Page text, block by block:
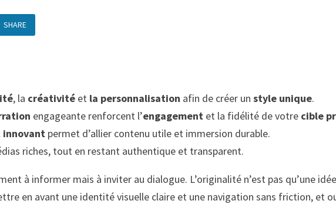
SHARE
, la créativité et la personnalisation afin de créer unstyle unique.
engageante renforcent l’engagement et la fidélité de votre cible
permet d’allier contenu utile et immersion durable.
riches, tout en restant authentique et transparent.
à informer mais à inviter au dialogue. L’originalité n’est pas qu’une
en avant une identité visuelle claire et une navigation sans friction, et